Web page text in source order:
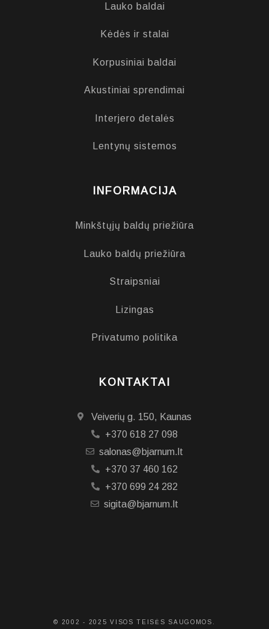
Lauko baldai
Kėdės ir stalai
Korpusiniai baldai
Akustiniai sprendimai
Interjero detalės
Lentynų sistemos
INFORMACIJA
Minkštųjų baldų priežiūra
Lauko baldų priežiūra
Straipsniai
Lizingas
Privatumo politika
KONTAKTAI
Veiverių g. 150, Kaunas
+370 618 27 098
salonas@bjarnum.lt
+370 37 460 162
+370 699 24 282
sigita@bjarnum.lt
© 2002 - 2025 VISOS TEISĖS SAUGOMOS.